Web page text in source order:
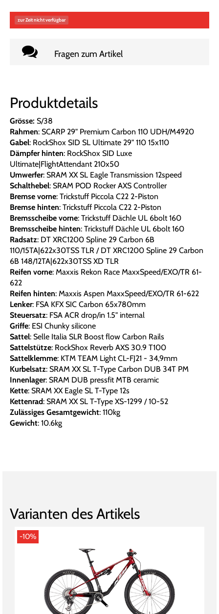
zur Zeit nicht verfügbar
Fragen zum Artikel
Produktdetails
Grösse: S/38
Rahmen: SCARP 29" Premium Carbon 110 UDH/M4920
Gabel: RockShox SID SL Ultimate 29" 110 15x110
Dämpfer hinten: RockShox SID Luxe
Ultimate|FlightAttendant 210x50
Umwerfer: SRAM XX SL Eagle Transmission 12speed
Schalthebel: SRAM POD Rocker AXS Controller
Bremse vorne: Trickstuff Piccola C22 2-Piston
Bremse hinten: Trickstuff Piccola C22 2-Piston
Bremsscheibe vorne: Trickstuff Dächle UL 6bolt 160
Bremsscheibe hinten: Trickstuff Dächle UL 6bolt 160
Radsatz: DT XRC1200 Spline 29 Carbon 6B
110/15TA|622x30TSS TLR / DT XRC1200 Spline 29 Carbon
6B 148/12TA|622x30TSS XD TLR
Reifen vorne: Maxxis Rekon Race MaxxSpeed/EXO/TR 61-
622
Reifen hinten: Maxxis Aspen MaxxSpeed/EXO/TR 61-622
Lenker: FSA KFX SIC Carbon 65x780mm
Steuersatz: FSA ACR drop/in 1.5" internal
Griffe: ESI Chunky silicone
Sattel: Selle Italia SLR Boost flow Carbon Rails
Sattelstütze: RockShox Reverb AXS 30.9 T100
Sattelklemme: KTM TEAM Light CL-FJ21 - 34,9mm
Kurbelsatz: SRAM XX SL T-Type Carbon DUB 34T PM
Innenlager: SRAM DUB pressfit MTB ceramic
Kette: SRAM XX Eagle SL T-Type 12s
Kettenrad: SRAM XX SL T-Type XS-1299 / 10-52
Zulässiges Gesamtgewicht: 110kg
Gewicht: 10.6kg
Varianten des Artikels
-10%